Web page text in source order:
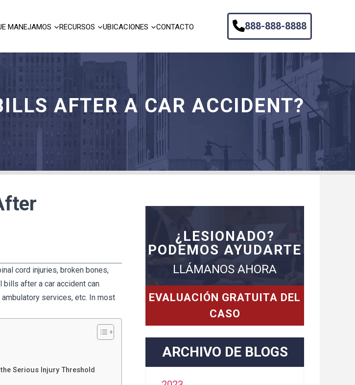
MANEJAMOS RECURSOS UBICACIONES CONTACTO 888-888-8888
AFTER A CAR ACCIDENT?
cord injuries, broken bones,
bills after a car accident can
services, etc. In most
Serious Injury Threshold
¿LESIONADO?
PODEMOS AYUDARTE
LLÁMANOS AHORA
EVALUACIÓN GRATUITA DEL
CASO
ARCHIVO DE BLOGS